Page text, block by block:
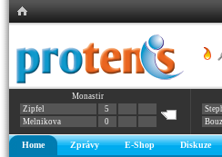
Monastir
Zipfel
5
Melnikova
0
Home Zprávy E-Shop Diskuze